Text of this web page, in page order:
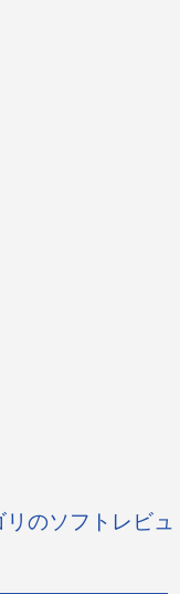
のソフトレビュ